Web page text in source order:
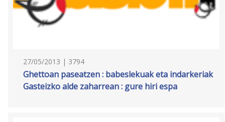
27/05/2013 | 3794
Ghettoan paseatzen : babeslekuak eta indarkeriak
Gasteizko alde zaharrean : gure hiri espa